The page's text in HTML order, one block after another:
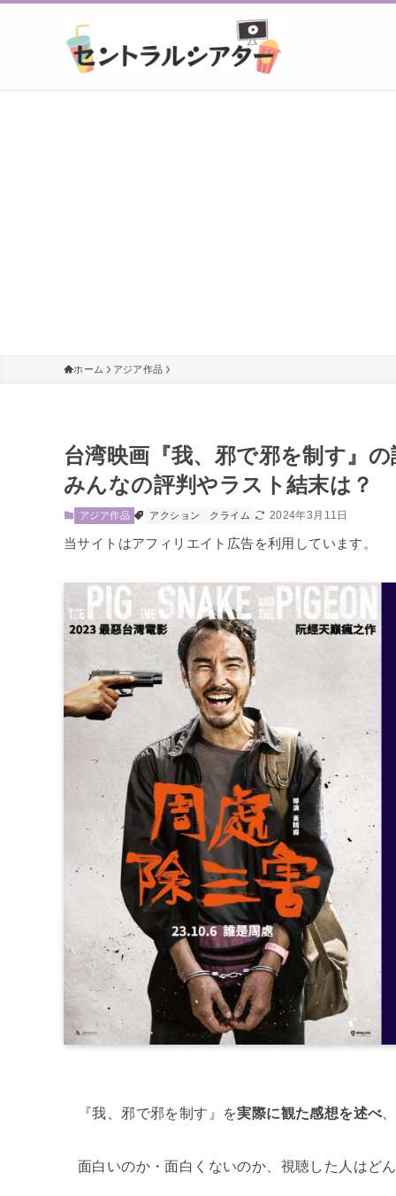
ホーム アジア作品
台湾映画『我、邪で邪を制す』
みんなの評判やラスト結末は？
アジア作品 アクション クライム 2024年3月11日
当サイトはアフィリエイト広告を利用しています。
『我、邪で邪を制す』を実際に観た感想を述べ
面白いのか・面白くないのか、視聴した人はど